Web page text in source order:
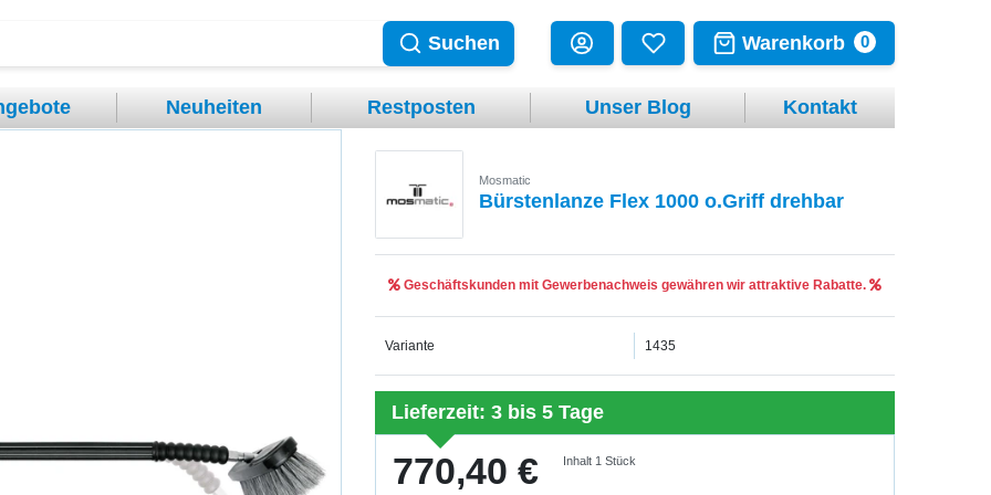
Warenkorb 0
Suchen
Neuheiten Restposten Unser Blog Kontakt
Mosmatic
Bürstenlanze Flex 1000 o.Griff drehbar
Geschäftskunden mit Gewerbenachweis gewähren wir attraktive Rabatte.
Variante 1435
Lieferzeit: 3 bis 5 Tage
770,40 € Inhalt 1Stück